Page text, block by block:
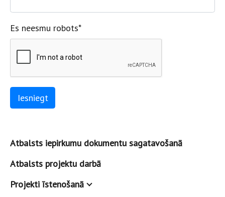
Es neesmu robots*
Atbalsts iepirkumu dokumentu sagatavošanā
Atbalsts projektu darbā
Projekti īstenošanā